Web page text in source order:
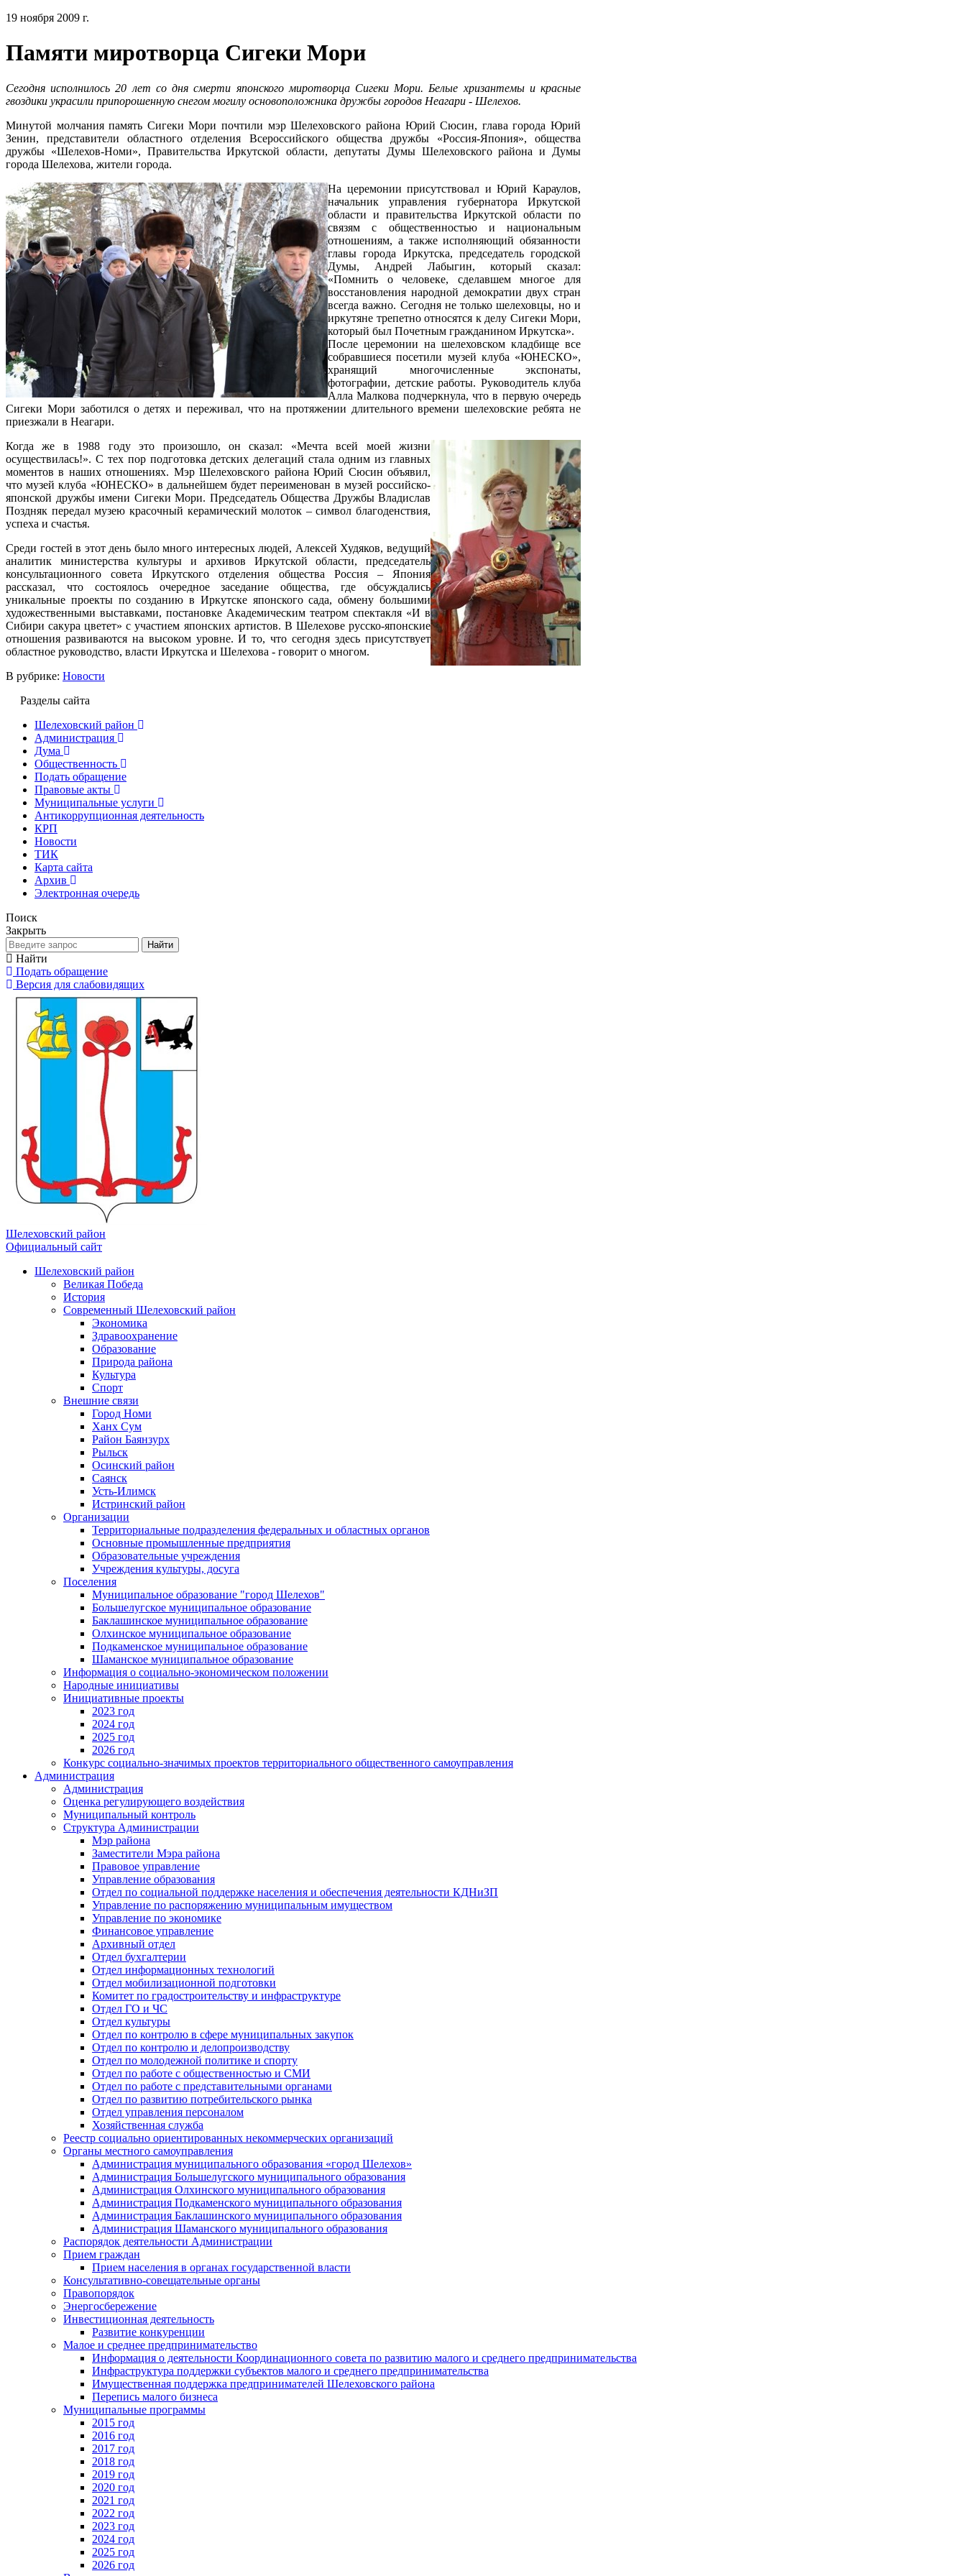
19 ноября 2009 г.
Памяти миротворца Сигеки Мори
Сегодня исполнилось 20 лет со дня смерти японского миротворца Сигеки Мори. Белые хризантемы и красные
гвоздики украсили припорошенную снегом могилу основоположника дружбы городов Неагари - Шелехов.
Минутой молчания память Сигеки Мори почтили мэр Шелеховского района Юрий Сюсин, глава города Юрий
Зенин, представители областного отделения Всероссийского общества дружбы «Россия-Япония», общества
дружбы «Шелехов-Номи», Правительства Иркутской области, депутаты Думы Шелеховского района и Думы
города Шелехова, жители города.
На церемонии присутствовал и Юрий Караулов,
начальник управления губернатора Иркутской
области и правительства Иркутской области по
связям с общественностью и национальным
отношениям, а также исполняющий обязанности
главы города Иркутска, председатель городской
Думы, Андрей Лабыгин, который сказал:
«Помнить о человеке, сделавшем многое для
восстановления народной демократии двух стран
всегда важно. Сегодня не только шелеховцы, но и
иркутяне трепетно относятся к делу Сигеки Мори,
который был Почетным гражданином Иркутска».
После церемонии на шелеховском кладбище все
собравшиеся посетили музей клуба «ЮНЕСКО»,
хранящий многочисленные экспонаты,
фотографии, детские работы. Руководитель клуба
Алла Малкова подчеркнула, что в первую очередь
Сигеки Мори заботился о детях и переживал, что на протяжении длительного времени шелеховские ребята не
приезжали в Неагари.
Когда же в 1988 году это произошло, он сказал: «Мечта всей моей жизни
осуществилась!». С тех пор подготовка детских делегаций стала одним из главных
моментов в наших отношениях. Мэр Шелеховского района Юрий Сюсин объявил,
что музей клуба «ЮНЕСКО» в дальнейшем будет переименован в музей российско-
японской дружбы имени Сигеки Мори. Председатель Общества Дружбы Владислав
Поздняк передал музею красочный керамический молоток – символ благоденствия,
успеха и счастья.
Среди гостей в этот день было много интересных людей, Алексей Худяков, ведущий
аналитик министерства культуры и архивов Иркутской области, председатель
консультационного совета Иркутского отделения общества Россия – Япония
рассказал, что состоялось очередное заседание общества, где обсуждались
уникальные проекты по созданию в Иркутске японского сада, обмену большими
художественными выставками, постановке Академическим театром спектакля «И в
Сибири сакура цветет» с участием японских артистов. В Шелехове русско-японские
отношения развиваются на высоком уровне. И то, что сегодня здесь присутствует
областное руководство, власти Иркутска и Шелехова - говорит о многом.
В рубрике: Новости
Разделы сайта
Шелеховский район
Администрация
Дума
Общественность
Подать обращение
Правовые акты
Муниципальные услуги
Антикоррупционная деятельность
КРП
Новости
ТИК
Карта сайта
Архив
Электронная очередь
Поиск
Закрыть
Найти
Найти
Подать обращение
Версия для слабовидящих
Шелеховский район
Официальный сайт
Шелеховский район
Великая Победа
История
Современный Шелеховский район
Экономика
Здравоохранение
Образование
Природа района
Культура
Спорт
Внешние связи
Город Номи
Ханх Сум
Район Баянзурх
Рыльск
Осинский район
Саянск
Усть-Илимск
Истринский район
Организации
Территориальные подразделения федеральных и областных органов
Основные промышленные предприятия
Образовательные учреждения
Учреждения культуры, досуга
Поселения
Муниципальное образование "город Шелехов"
Большелугское муниципальное образование
Баклашинское муниципальное образование
Олхинское муниципальное образование
Подкаменское муниципальное образование
Шаманское муниципальное образование
Информация о социально-экономическом положении
Народные инициативы
Инициативные проекты
2023 год
2024 год
2025 год
2026 год
Конкурс социально-значимых проектов территориального общественного самоуправления
Администрация
Администрация
Оценка регулирующего воздействия
Муниципальный контроль
Структура Администрации
Мэр района
Заместители Мэра района
Правовое управление
Управление образования
Отдел по социальной поддержке населения и обеспечения деятельности КДНиЗП
Управление по распоряжению муниципальным имуществом
Управление по экономике
Финансовое управление
Архивный отдел
Отдел бухгалтерии
Отдел информационных технологий
Отдел мобилизационной подготовки
Комитет по градостроительству и инфраструктуре
Отдел ГО и ЧС
Отдел культуры
Отдел по контролю в сфере муниципальных закупок
Отдел по контролю и делопроизводству
Отдел по молодежной политике и спорту
Отдел по работе с общественностью и СМИ
Отдел по работе с представительными органами
Отдел по развитию потребительского рынка
Отдел управления персоналом
Хозяйственная служба
Реестр социально ориентированных некоммерческих организаций
Органы местного самоуправления
Администрация муниципального образования «город Шелехов»
Администрация Большелугского муниципального образования
Администрация Олхинского муниципального образования
Администрация Подкаменского муниципального образования
Администрация Баклашинского муниципального образования
Администрация Шаманского муниципального образования
Распорядок деятельности Администрации
Прием граждан
Прием населения в органах государственной власти
Консультативно-совещательные органы
Правопорядок
Энергосбережение
Инвестиционная деятельность
Развитие конкуренции
Малое и среднее предпринимательство
Информация о деятельности Координационного совета по развитию малого и среднего предпринимательства
Инфраструктура поддержки субъектов малого и среднего предпринимательства
Имущественная поддержка предпринимателей Шелеховского района
Перепись малого бизнеса
Муниципальные программы
2015 год
2016 год
2017 год
2018 год
2019 год
2020 год
2021 год
2022 год
2023 год
2024 год
2025 год
2026 год